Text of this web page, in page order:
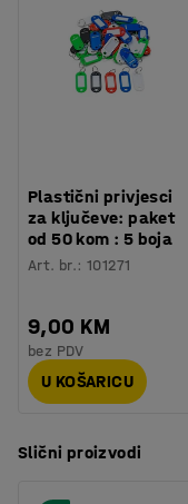
Plastični privjesci
za ključeve: paket
od 50 kom : 5 boja
Art. br.:101271
9,00 KM
bez PDV
U KOŠARICU
Slični proizvodi